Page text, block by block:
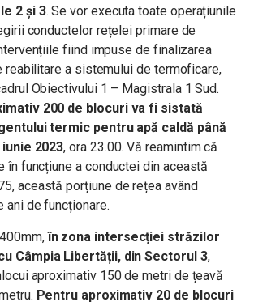
2 și 3. Se vor executa toate operațiunile
conductelor rețelei primare de
fiind impuse de finalizarea
reabilitare a sistemului de termoficare,
Obiectivului 1 – Magistrala 1 Sud.
200 de blocuri va fi sistată
termic pentru apă caldă până
2023, ora 23.00. Vă reamintim că
în funcțiune a conductei din această
această porțiune de rețea având
ani de funcționare.
în zona intersecției străzilor
Câmpia Libertății, din Sectorul 3,
aproximativ 150 de metri de țeavă
Pentru aproximativ 20 de blocuri